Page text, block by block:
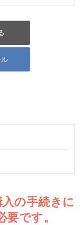
の手続きに
です。